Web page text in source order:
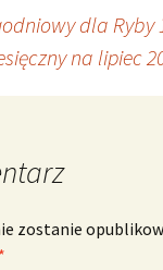
dla Ryby
na lipiec
zostanie
*